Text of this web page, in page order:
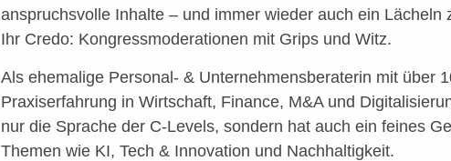
anspruchsvolle Inhalte – und immer wieder auch ein Lächeln
Ihr Credo: Kongressmoderationen mit Grips und Witz.
Als ehemalige Personal- & Unternehmensberaterin mit über
Praxiserfahrung in Wirtschaft, Finance, M&A und
nur die Sprache der C-Levels, sondern hat auch ein feines
Themen wie KI, Tech & Innovation und Nachhaltigkeit.